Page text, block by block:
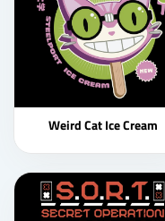
Weird Cat Ice Cream